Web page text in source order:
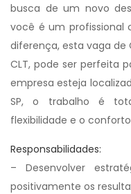
busca de um novo
você é um profissional
diferença, esta vaga de
CLT, pode ser perfeita
empresa esteja
SP, o trabalho é
flexibilidade e o
Responsabilidades:
– Desenvolver
positivamente os